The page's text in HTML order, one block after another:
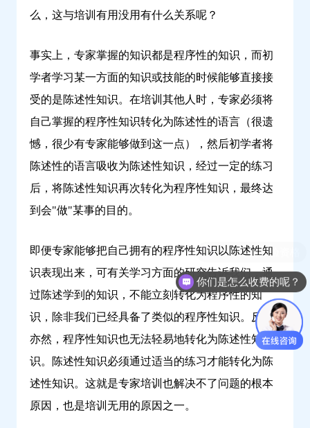
么，这与培训有用没用有什么关系呢？
事实上，专家掌握的知识都是程序性的知识，而初
学者学习某一方面的知识或技能的时候能够直接接
受的是陈述性知识。在培训其他人时，专家必须将
自己掌握的程序性知识转化为陈述性的语言（很遗
憾，很少有专家能够做到这一点），然后初学者将
陈述性的语言吸收为陈述性知识，经过一定的练习
后，将陈述性知识再次转化为程序性知识，最终达
到会"做"某事的目的。
即便专家能够把自己拥有的程序性知识以陈述性知
识表现出来，可有关学习方面的研究告诉我们，通
过陈述学到的知识，不能立刻转化为程序性的知
识，除非我们已经具备了类似的程序性知识。反之
亦然，程序性知识也无法轻易地转化为陈述性知
识。陈述性知识必须通过适当的练习才能转化为陈
述性知识。这就是专家培训也解决不了问题的根本
原因，也是培训无用的原因之一。
你们是怎么收费的呢？